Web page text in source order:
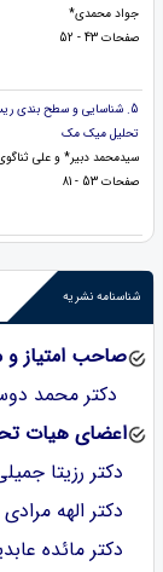
جواد محمدی*
صفحات 43 - 52
5. شناسایی و سطح بندی
تحلیل میک مک
سیدمحمد دبیر* و علی
صفحات 53 - 81
شناسنامه نشریه
صاحب امتیاز و
دکتر محمد
اعضای هیات
دکتر رزیتا
دکتر الهه مرادی
دکتر مائده